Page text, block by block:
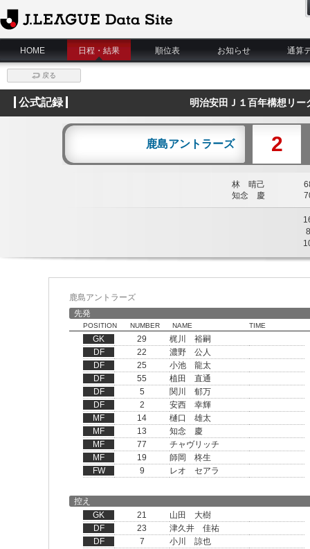
J.League Data Site
HOME
日程・結果 順位表 お知らせ 通算
戻る
公式記録 明治安田Ｊ１百年構想リ
鹿島アントラーズ 2
林 晴己
知念 慶
8
鹿島アントラーズ
先発
POSITION NUMBER NAME TIME
GK 29
梶川 裕嗣
DF
22
濃野 公人
DF
25
小池 龍太
DF
55
植田 直通
DF
5
関川 郁万
DF
2
安西 幸輝
MF
14
樋口 雄太
MF
13
知念 慶
MF
77
チャヴリッチ
MF
19
師岡 柊生
FW
9 レオ セアラ
控え
GK
21
山田 大樹
DF
23
津久井 佳祐
DF
7
小川 諒也